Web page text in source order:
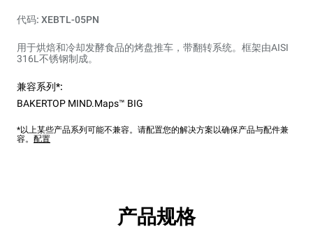
代码: XEBTL-05PN
用于烘焙和冷却发酵食品的烤盘推车，带翻转系统。框架由AISI
316L不锈钢制成。
兼容系列*:
BAKERTOP MIND.Maps™ BIG
*以上某些产品系列可能不兼容。请配置您的解决方案以确保产品与配件兼
容。 配置
产品规格